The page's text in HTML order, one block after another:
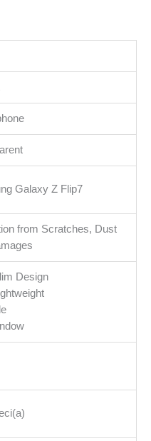
Galaxy Z Flip7
from Scratches, Dust
Design